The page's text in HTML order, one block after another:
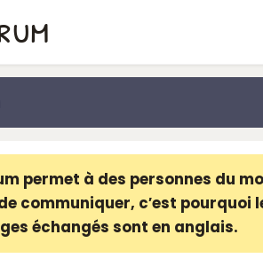
permet à des personnes du
communiquer, c′est pourquoi
échangés sont en anglais.